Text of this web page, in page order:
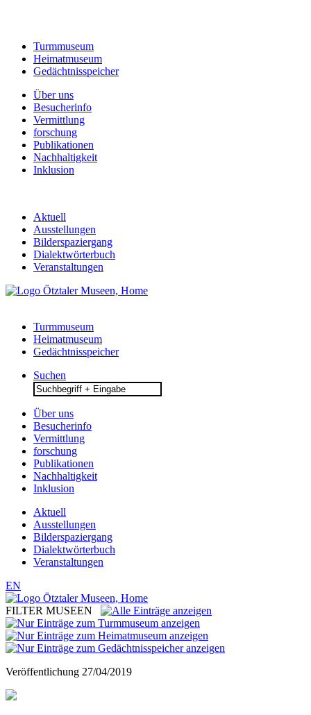
Turmmuseum
Heimatmuseum
Gedächtnisspeicher
Über uns
Besucherinfo
Vermittlung
forschung
Publikationen
Nachhaltigkeit
Inklusion
Aktuell
Ausstellungen
Bilderspaziergang
Dialektwörterbuch
Veranstaltungen
Turmmuseum
Heimatmuseum
Gedächtnisspeicher
Suchen
Search
for:
Über uns
Besucherinfo
Vermittlung
forschung
Publikationen
Nachhaltigkeit
Inklusion
Aktuell
Ausstellungen
Bilderspaziergang
Dialektwörterbuch
Veranstaltungen
EN
FILTER MUSEEN
Veröffentlichung 27/04/2019